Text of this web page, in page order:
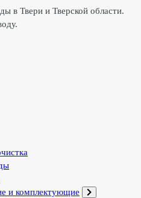
в Твери и Тверской области.
и комплектующие